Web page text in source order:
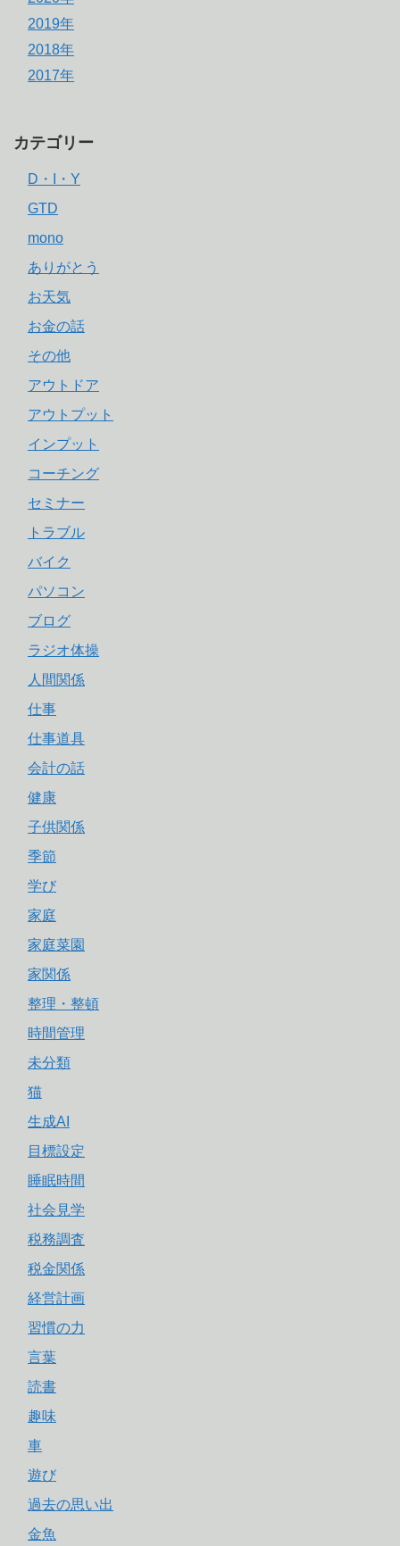
2019年
2018年
2017年
カテゴリー
D・I・Y
GTD
mono
ありがとう
お天気
お金の話
その他
アウトドア
アウトプット
インプット
コーチング
セミナー
トラブル
バイク
パソコン
ブログ
ラジオ体操
人間関係
仕事
仕事道具
会計の話
健康
子供関係
季節
学び
家庭
家庭菜園
家関係
整理・整頓
時間管理
未分類
猫
生成AI
目標設定
睡眠時間
社会見学
税務調査
税金関係
経営計画
習慣の力
言葉
読書
趣味
車
遊び
過去の思い出
金魚